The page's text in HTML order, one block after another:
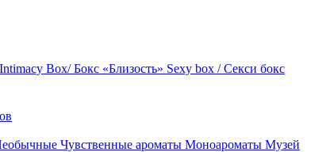
Intimacy Box/ Бокс «Близость» Sexy box / Секси бокс
Чувственные ароматы Моноароматы Музей